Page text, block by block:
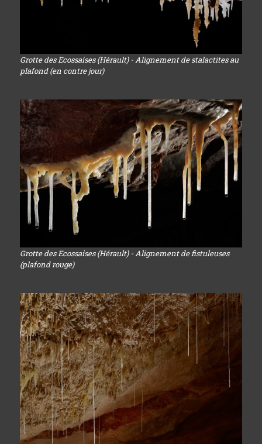
Grotte des Ecossaises (Hérault) - Alignement de stalactites au
plafond (en contre jour)
Grotte des Ecossaises (Hérault) - Alignement de fistuleuses
(plafond rouge)